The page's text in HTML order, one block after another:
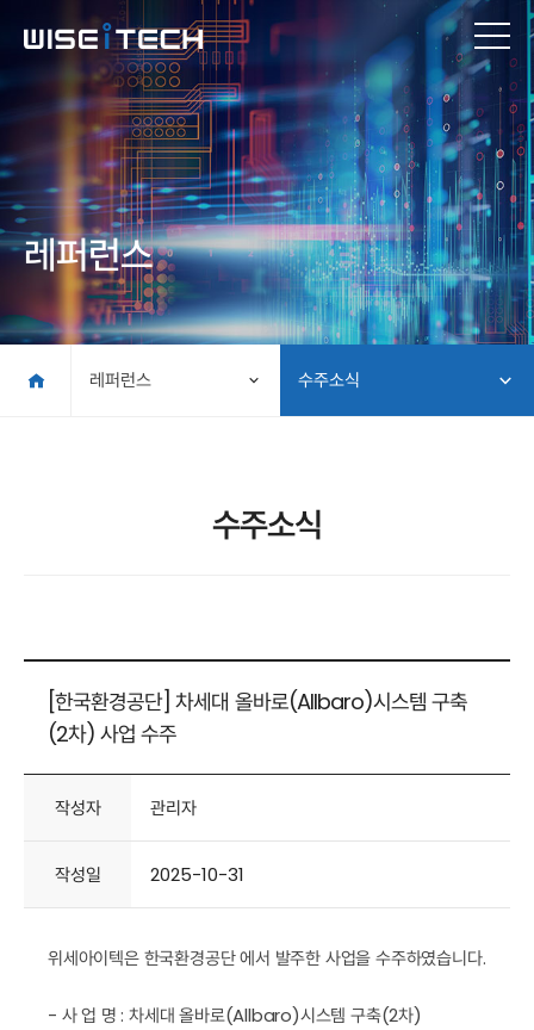
레퍼런스
레퍼런스 수주소식
수주소식
[한국환경공단] 차세대 올바로(Allbaro)시스템 구축
(2차) 사업 수주
작성자 관리자
작성일 2025-10-31
위세아이텍은 한국환경공단 에서 발주한 사업을 수주하였습니다.
- 사 업 명 : 차세대 올바로(Allbaro)시스템 구축(2차)